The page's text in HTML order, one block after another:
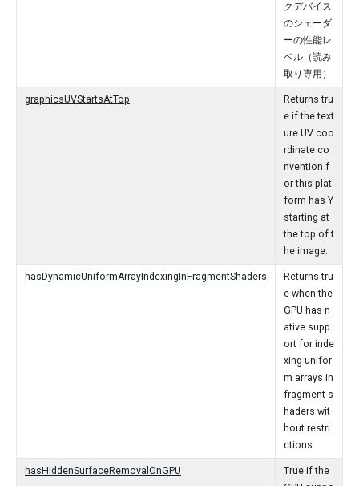
クデバイス
のシェーダ
ーの性能レ
ベル（読み
取り専用）
graphicsUVStartsAtTop
Returns tru
e if the text
ure UV coo
rdinate co
nvention f
or this plat
form has Y
starting at
the top of t
he image.
hasDynamicUniformArrayIndexingInFragmentShaders
Returns tru
e when the
GPU has n
ative supp
ort for inde
xing unifor
m arrays in
fragment s
haders wit
hout restri
ctions.
hasHiddenSurfaceRemovalOnGPU
True if the